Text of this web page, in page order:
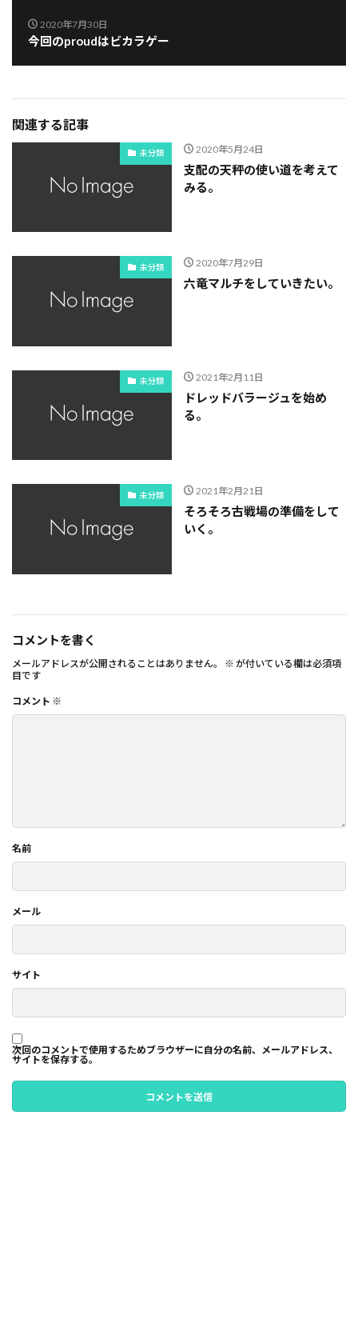
2020年7月30日
今回のproudはビカラゲー
関連する記事
未分類 2020年5月24日
支配の天秤の使い道を考えて
みる。
未分類 2020年7月29日
六竜マルチをしていきたい。
未分類 2021年2月11日
ドレッドバラージュを始め
る。
未分類 2021年2月21日
そろそろ古戦場の準備をして
いく。
コメントを書く
メールアドレスが公開されることはありません。 ※ が付いている欄は必須項
目です
コメント ※
名前
メール
サイト
次回のコメントで使用するためブラウザーに自分の名前、メールアドレス、
サイトを保存する。